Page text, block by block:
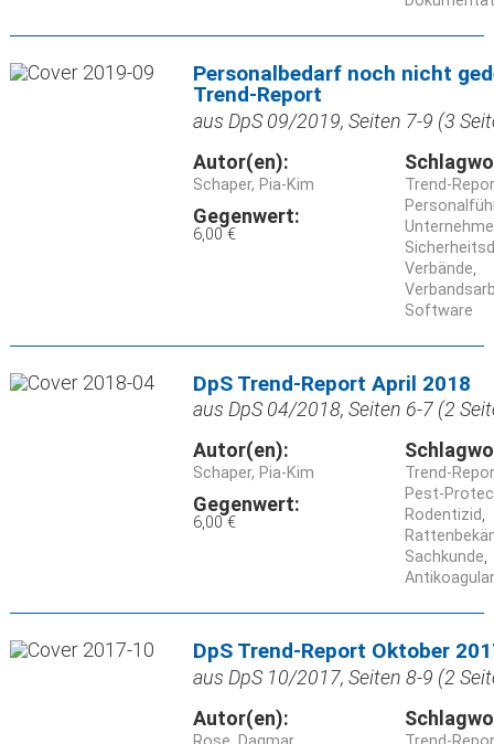
Personalbedarf noch nicht
Trend-Report
aus DpS 09/2019, Seiten 7-9 (3
Autor(en):
Schaper, Pia-Kim
Gegenwert:
6,00 €
Trend-
Verbände
Software
DpS Trend-Report April 2018
aus DpS 04/2018, Seiten 6-7 (2
Autor(en):
Schaper, Pia-Kim
Gegenwert:
6,00 €
Trend-
Pest-
Rodentizid
Sachkunde
DpS Trend-Report Oktober
aus DpS 10/2017, Seiten 8-9 (2
Autor(en):